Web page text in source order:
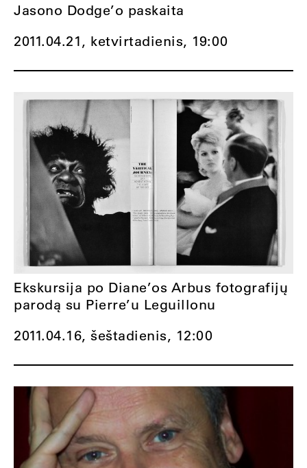
2011.04.21, ketvirtadienis, 19:00
Jasono Dodge’o paskaita
2011.04.16, šeštadienis, 12:00
Ekskursija po Diane’os Arbus fotografijų
parodą su Pierre’u Leguillonu